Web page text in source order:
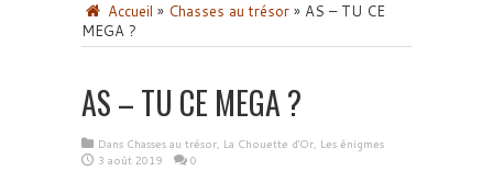
Accueil » Chasses au trésor » AS – TU CE
MEGA ?
AS – TU CE MEGA ?
Dans Chasses au trésor, La Chouette d'Or, Les énigmes
3 août 2019
0